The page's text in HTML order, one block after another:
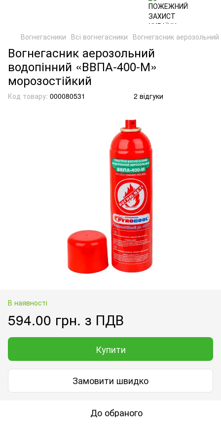
Вогнегасники Всі вогнегасники Вогнегасник
Вогнегасник аерозольний
водопінний «ВВПА-400-М»
морозостійкий
Код товару: 000080531 2 відгуки
В наявності
594.00 грн. з ПДВ
Купити
Замовити швидко
До обраного